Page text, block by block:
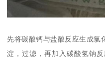
先将碳酸钙与盐酸反应生成氯
淀，过滤，再加入碳酸氢钠